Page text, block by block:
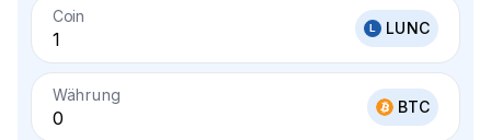
Coin
LUNC
Währung
BTC